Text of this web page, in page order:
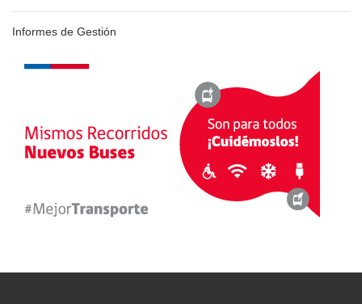
Informes de Gestión